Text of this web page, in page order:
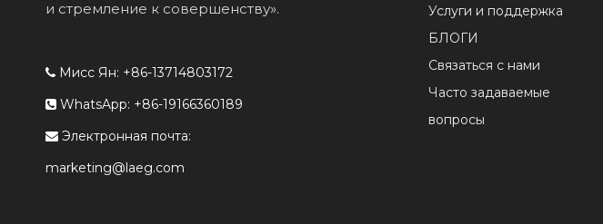
и стремление к совершенству».
 Мисс Ян: +86-13714803172
 WhatsApp: +86-19166360189
 Электронная почта:
marketing@laeg.com
Услуги и поддержка
БЛОГИ
Связаться с нами
Часто задаваемые
вопросы